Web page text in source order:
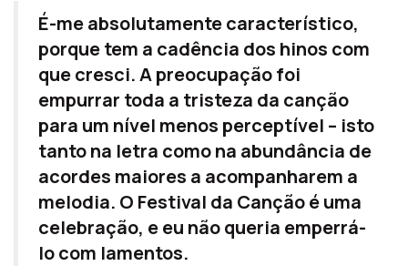
É-me absolutamente característico,
porque tem a cadência dos hinos com
que cresci. A preocupação foi
empurrar toda a tristeza da canção
para um nível menos perceptível – isto
tanto na letra como na abundância de
acordes maiores a acompanharem a
melodia. O Festival da Canção é uma
celebração, e eu não queria emperrá-
lo com lamentos.